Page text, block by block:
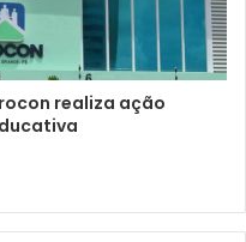
realiza ação